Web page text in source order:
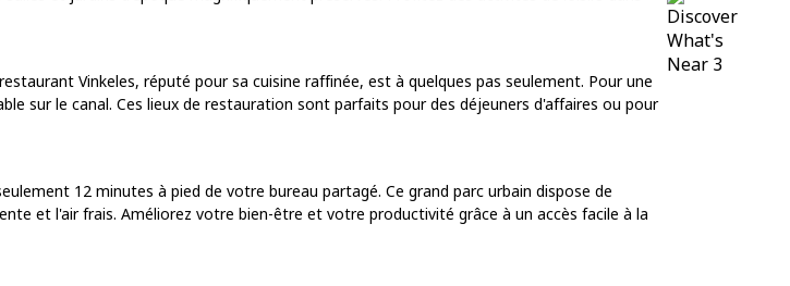
Vinkeles, réputé pour sa cuisine raffinée, est à quelques pas seulement. Pour une
sur le canal. Ces lieux de restauration sont parfaits pour des déjeuners d'affaires ou pour
12 minutes à pied de votre bureau partagé. Ce grand parc urbain dispose de
et l'air frais. Améliorez votre bien-être et votre productivité grâce à un accès facile à la